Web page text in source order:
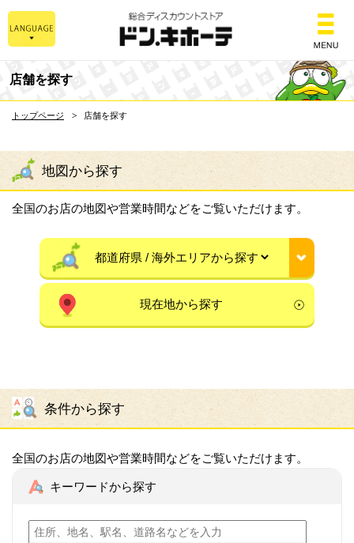
総合ディスカウント
店舗を探す
トップページ 店舗を探す
地図から探す
全国のお店の地図や営業時間などをご覧いただけます。
現在地から探す
条件から探す
全国のお店の地図や営業時間などをご覧いただけます。
キーワードから探す